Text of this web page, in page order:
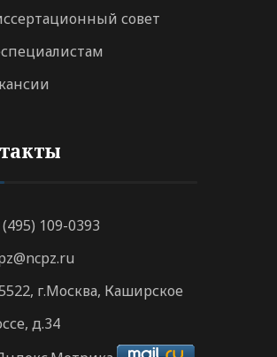
совет
109-0393
г.Москва, Каширское
д.34